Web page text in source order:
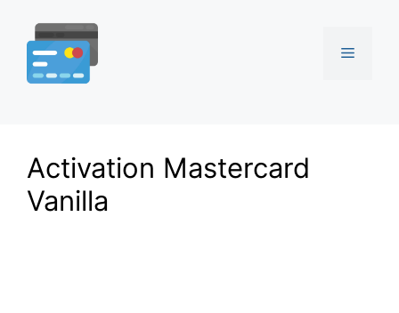
contenu
Menu
Activation Mastercard
Vanilla